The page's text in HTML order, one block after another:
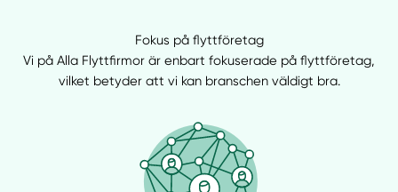
Fokus på flyttföretag
Vi på Alla Flyttfirmor är enbart fokuserade på flyttföretag,
vilket betyder att vi kan branschen väldigt bra.